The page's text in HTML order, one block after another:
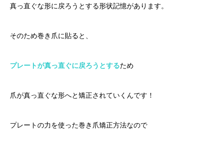
真っ直ぐな形に戻ろうとする形状記憶があります。
そのため巻き爪に貼ると、
プレートが真っ直ぐに戻ろうとするため
爪が真っ直ぐな形へと矯正されていくんです！
プレートの力を使った巻き爪矯正方法なので